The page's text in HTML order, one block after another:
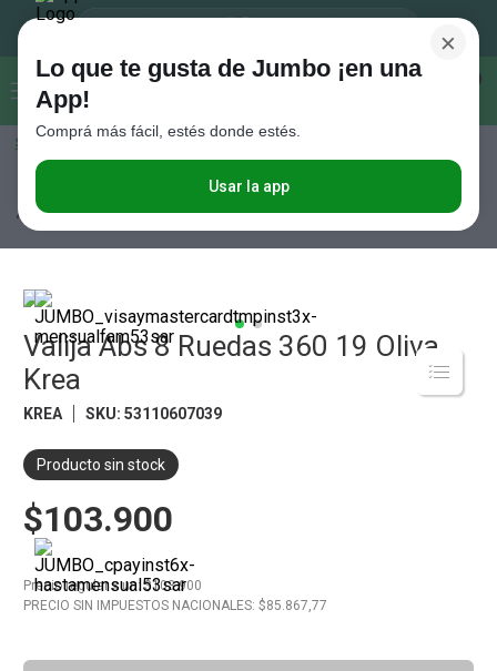
Buscar...
Seleccioná el método de entrega
×
Lo que te gusta de Jumbo ¡en una
App!
Comprá más fácil, estés donde estés.
Usar la app
Valijas, Bolsos, Mochilas y Luncheras
Abs 8 Ruedas 360 19 Oliva Krea
Valija Abs 8 Ruedas 360 19 Oliva
Krea
KREA SKU:53110607039
Producto sin stock
$103.900
Precio regularxun: $103.900
PRECIO SIN IMPUESTOS NACIONALES: $85.867,77
Términos más buscados
.
Cerveza
Galletitas
Yerba
Fideos
Juguetes
. Carne